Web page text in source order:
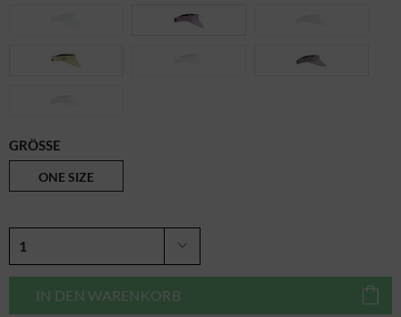
GRÖSSE
ONE SIZE
IN DEN WARENKORB